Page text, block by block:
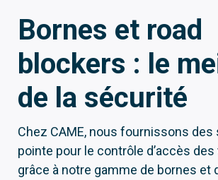
Bornes et road
blockers : le
de la sécurité
Chez CAME, nous fournissons des
pointe pour le contrôle d’accès
grâce à notre gamme de bornes et